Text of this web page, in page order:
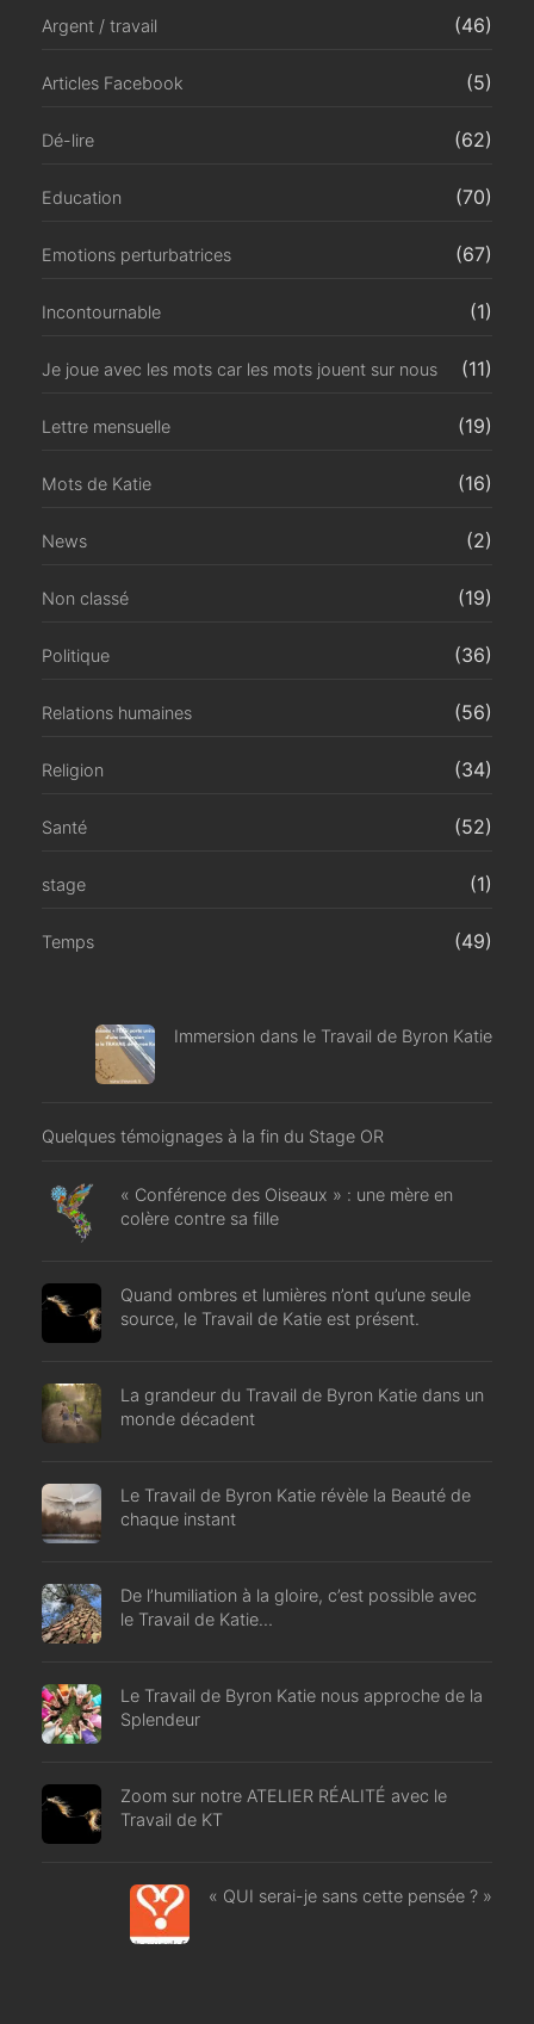
Argent / travail (46)
Articles Facebook (5)
Dé-lire (62)
Education (70)
Emotions perturbatrices (67)
Incontournable (1)
Je joue avec les mots car les mots jouent sur nous (11)
Lettre mensuelle (19)
Mots de Katie (16)
News (2)
Non classé (19)
Politique (36)
Relations humaines (56)
Religion (34)
Santé (52)
stage (1)
Temps (49)
Immersion dans le Travail de Byron Katie
Quelques témoignages à la fin du Stage OR
« Conférence des Oiseaux » : une mère en
colère contre sa fille
Quand ombres et lumières n’ont qu’une seule
source, le Travail de Katie est présent.
La grandeur du Travail de Byron Katie dans un
monde décadent
Le Travail de Byron Katie révèle la Beauté de
chaque instant
De l’humiliation à la gloire, c’est possible avec
le Travail de Katie…
Le Travail de Byron Katie nous approche de la
Splendeur
Zoom sur notre ATELIER RÉALITÉ avec le
Travail de KT
« QUI serai-je sans cette pensée ? »